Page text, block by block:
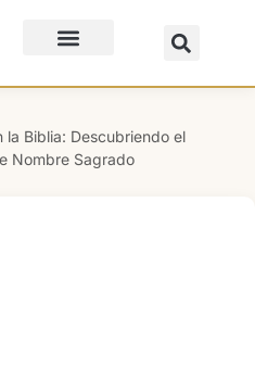
la Biblia: Descubriendo el
Nombre Sagrado